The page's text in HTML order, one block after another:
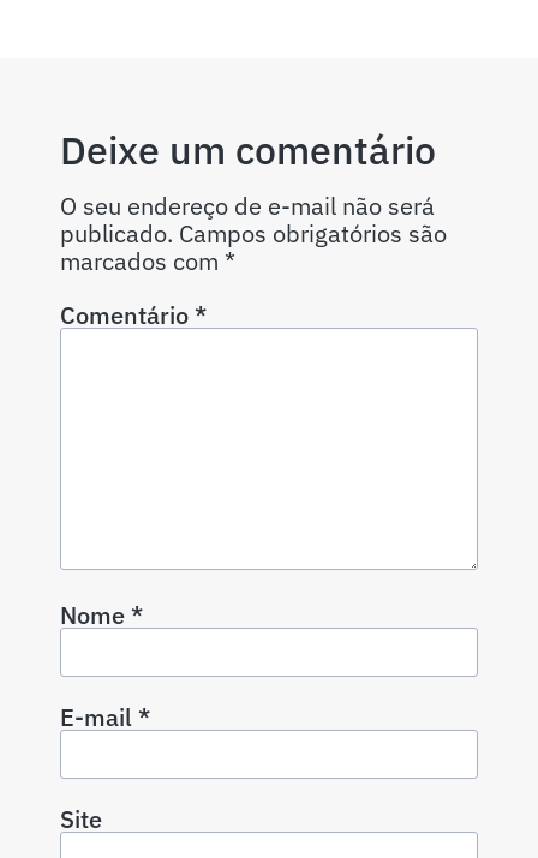
Deixe um comentário
O seu endereço de e-mail não será
publicado. Campos obrigatórios são
marcados com *
Comentário*
Nome*
E-mail*
Site